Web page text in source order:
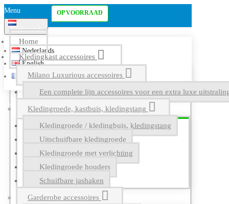
Menu
Nederlands
Nederlands
English
Français
Home
Kledingkast accessoires
Milano Luxurious accessoires
Een complete lijn accessoires voor een extra luxe
Kledingroede, kastbuis, kledingstang
Kledingroede / kledingbuis, kledingstang
Uitschuifbare kledingroede
Kledingroede met verlichting
Kledingroede houders
Schuifbare jashaken
Garderobe accessoires
OP VOORRAAD